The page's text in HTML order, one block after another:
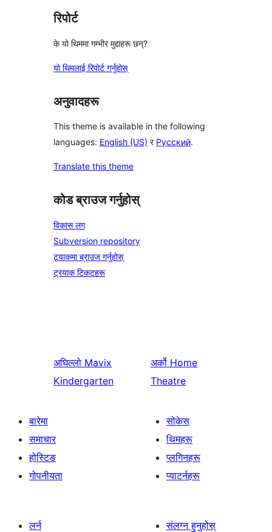
रिपोर्ट
के यो थिममा गम्भीर मुद्दाहरू छन्?
यो थिमलाई रिपोर्ट गर्नुहोस्
अनुवादहरू
This theme is available in the following
languages: English (US) र Русский.
Translate this theme
कोड ब्राउज गर्नुहोस्
विकास लग
Subversion repository
ट्र्याकमा ब्राउज गर्नुहोस्
ट्रयाक टिकटहरू
अघिल्लो Mavix
Kindergarten
अर्को Home
Theatre
बारेमा
समाचार
होस्टिङ
गोपनीयता
सोकेस
थिमहरू
प्लगिनहरू
प्याटर्नहरू
लर्न
संलग्न हुनुहोस्